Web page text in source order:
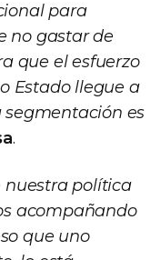
para
no gastar de
que el esfuerzo
Estado llegue a
segmentación es
.
nuestra política
acompañando
que uno